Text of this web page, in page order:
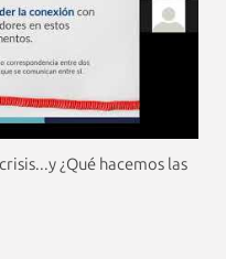
¿Qué hacemos las